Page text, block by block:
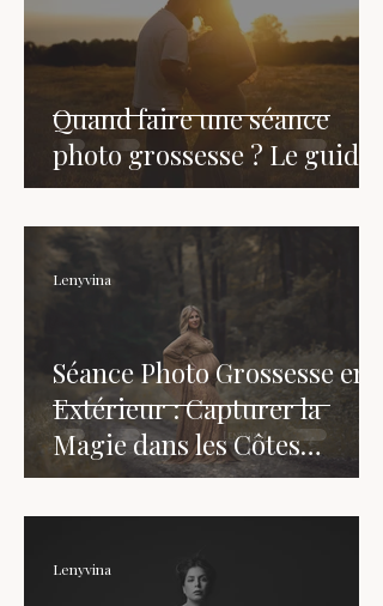
Quand faire une séance
photo grossesse ? Le guide
Séance Photo Grossesse en
Extérieur : Capturer la
Magie dans les Côtes
d'Armor
Lenyvina
Lenyvina